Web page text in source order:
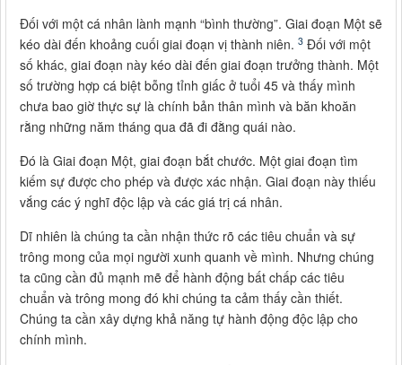
Đối với một cá nhân lành mạnh “bình thường”. Giai đoạn Một sẽ
kéo dài đến khoảng cuối giai đoạn vị thành niên. 3 Đối với một
số khác, giai đoạn này kéo dài đến giai đoạn trưởng thành. Một
số trường hợp cá biệt bỗng tỉnh giấc ở tuổi 45 và thấy mình
chưa bao giờ thực sự là chính bản thân mình và băn khoăn
rằng những năm tháng qua đã đi đằng quái nào.
Đó là Giai đoạn Một, giai đoạn bắt chước. Một giai đoạn tìm
kiếm sự được cho phép và được xác nhận. Giai đoạn này thiếu
vắng các ý nghĩ độc lập và các giá trị cá nhân.
Dĩ nhiên là chúng ta cần nhận thức rõ các tiêu chuẩn và sự
trông mong của mọi người xunh quanh về mình. Nhưng chúng
ta cũng cần đủ mạnh mẽ để hành động bất chấp các tiêu
chuẩn và trông mong đó khi chúng ta cảm thấy cần thiết.
Chúng ta cần xây dựng khả năng tự hành động độc lập cho
chính mình.